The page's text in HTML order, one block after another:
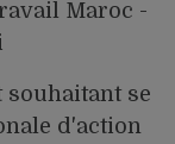
Maroc -
se
d'action